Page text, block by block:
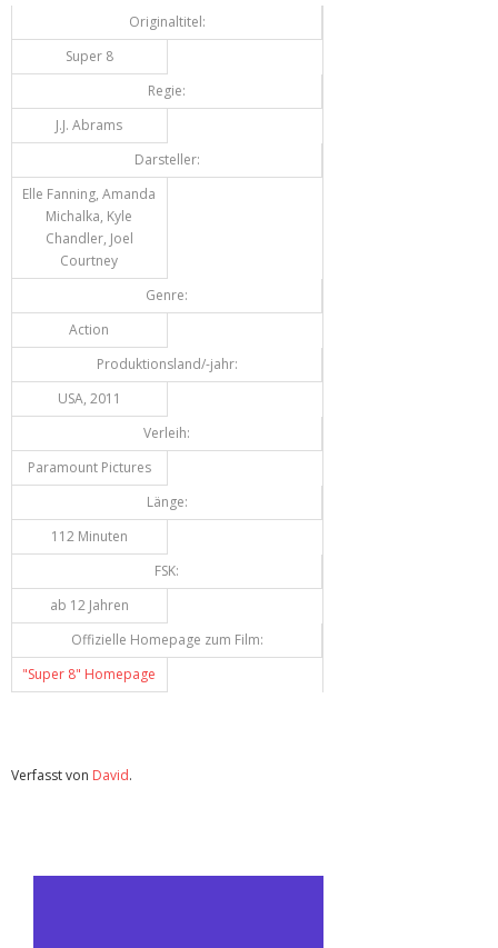
Originaltitel:
Super 8
Regie:
J.J. Abrams
Darsteller:
Elle Fanning, Amanda
Michalka, Kyle
Chandler, Joel
Courtney
Genre:
Action
Produktionsland/-jahr:
USA, 2011
Verleih:
Paramount Pictures
Länge:
112 Minuten
FSK:
ab 12 Jahren
Offizielle Homepage zum Film:
"Super 8" Homepage
Verfasst von David.